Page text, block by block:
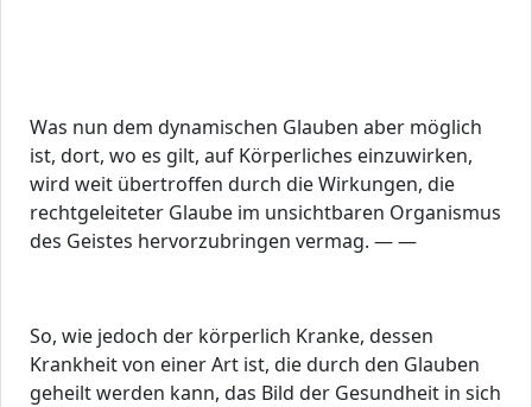
Was nun dem dynamischen Glauben aber möglich
ist, dort, wo es gilt, auf Körperliches einzuwirken,
wird weit übertroffen durch die Wirkungen, die
rechtgeleiteter Glaube im unsichtbaren Organismus
des Geistes hervorzubringen vermag. — —
So, wie jedoch der körperlich Kranke, dessen
Krankheit von einer Art ist, die durch den Glauben
geheilt werden kann, das Bild der Gesundheit in sich